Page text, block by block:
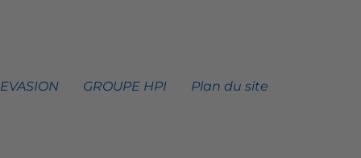
GROUPE HPI Plan du site